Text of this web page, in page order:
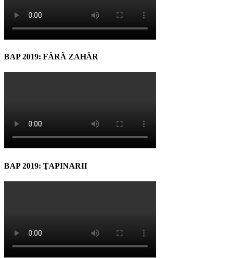
BAP 2019: FĂRĂ ZAHĂR
BAP 2019: ŢAPINARII